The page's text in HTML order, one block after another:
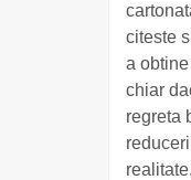
citeste
a
chiar
regreta